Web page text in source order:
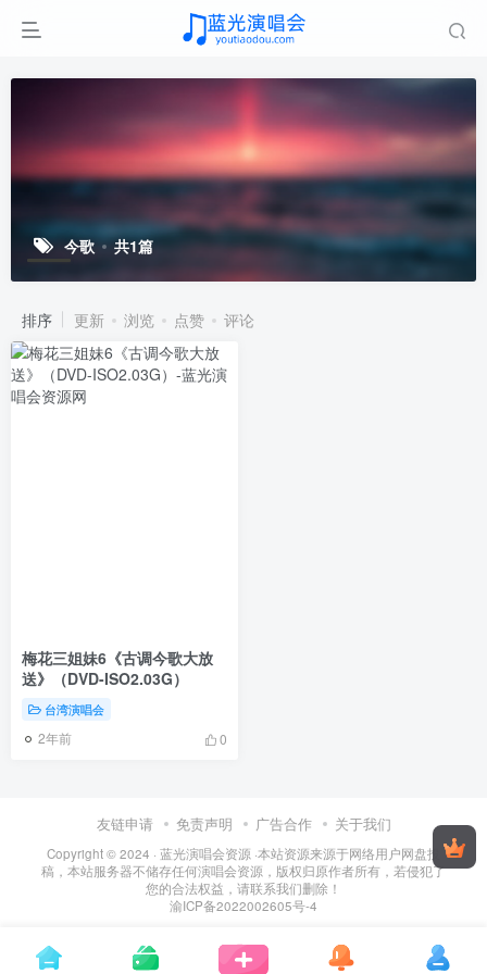
今歌 共1篇
排序 更新 浏览 点赞 评论
梅花三姐妹6《古调今歌大放
送》（DVD-ISO2.03G）
台湾演唱会
2年前 0
友链申请 免责声明 广告合作 关于我们
Copyright © 2024 · 蓝光演唱会资源 ·本站资源来源于网络用户网盘投
稿，本站服务器不储存任何演唱会资源，版权归原作者所有，若侵犯了
您的合法权益，请联系我们删除！
渝ICP备2022002605号-4